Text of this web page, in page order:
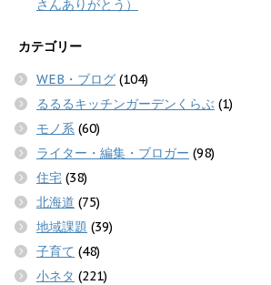
さんありがとう）
カテゴリー
WEB・ブログ (104)
るるるキッチンガーデンくらぶ (1)
モノ系 (60)
ライター・編集・ブロガー (98)
住宅 (38)
北海道 (75)
地域課題 (39)
子育て (48)
小ネタ (221)